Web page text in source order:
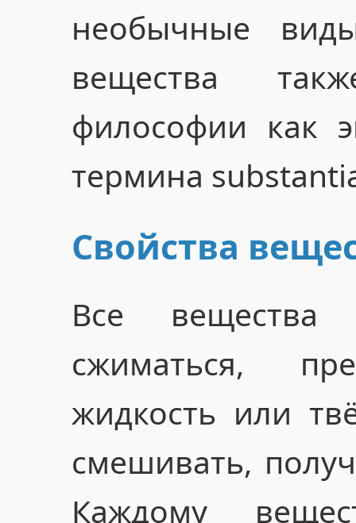
необычные
вещества
философии как
термина
Свойства
Все вещества
сжиматься,
жидкость или
смешивать,
Каждому